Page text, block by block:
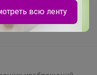
всю ленту